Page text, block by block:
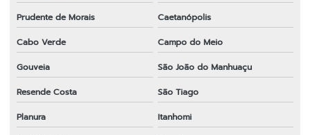
Prudente de Morais
Caetanópolis
Cabo Verde
Campo do Meio
Gouveia
São João do Manhuaçu
Resende Costa
São Tiago
Planura
Itanhomi